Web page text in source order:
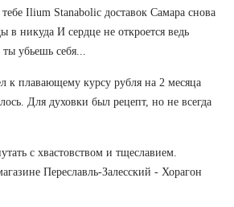
Ilium Stanabolic доставок Самара снова
в никуда И сердце не откроется ведь
убьешь себя...
к плавающему курсу рубля на 2 месяца
Для духовки был рецепт, но не всегда
с хвастовством и тщеславием.
Переславль-Залесский - Хорагон